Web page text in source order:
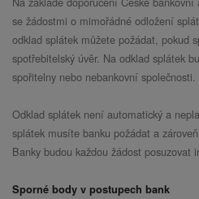
se žádostmi o mimořádné odložení
odklad splátek můžete požádat, pokud
spotřebitelský úvěr. Na odklad splátek
spořitelny nebo nebankovní společnosti.
Odklad splátek není automatický a
splátek musíte banku požádat a
Banky budou každou žádost posuzovat
Sporné body v postupech bank